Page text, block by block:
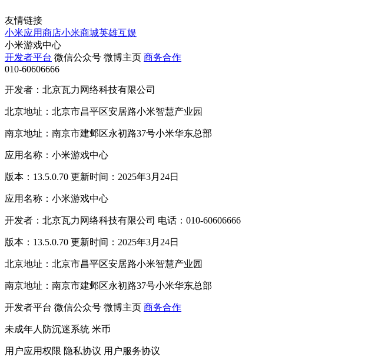
友情链接
小米应用商店小米商城英雄互娱
小米游戏中心
开发者平台 微信公众号 微博主页 商务合作
010-60606666
开发者：北京瓦力网络科技有限公司
北京地址：北京市昌平区安居路小米智慧产业园
南京地址：南京市建邺区永初路37号小米华东总部
应用名称：小米游戏中心
版本：13.5.0.70 更新时间：2025年3月24日
应用名称：小米游戏中心
开发者：北京瓦力网络科技有限公司 电话：010-60606666
版本：13.5.0.70 更新时间：2025年3月24日
北京地址：北京市昌平区安居路小米智慧产业园
南京地址：南京市建邺区永初路37号小米华东总部
开发者平台 微信公众号 微博主页 商务合作
未成年人防沉迷系统 米币
用户应用权限 隐私协议 用户服务协议